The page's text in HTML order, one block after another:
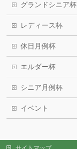
グランドシニア杯
レディース杯
休日月例杯
エルダー杯
シニア月例杯
イベント